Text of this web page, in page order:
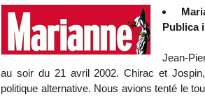
Publica
Jean-
au soir du 21 avril 2002. Chirac et
politique alternative. Nous avions tenté le